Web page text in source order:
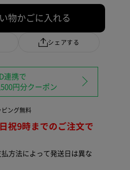
物かごに入れる
シェアする
連携で
円分クーポン
ピング無料
祝9時までのご注文で
方法によって発送日は異な